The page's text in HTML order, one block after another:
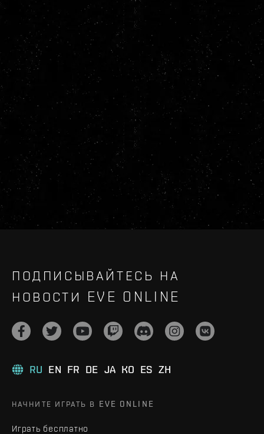
ПОДПИСЫВАЙТЕСЬ НА
НОВОСТИ EVE ONLINE
RU EN FR DE JA KO ES ZH
НАЧНИТЕ ИГРАТЬ В EVE ONLINE
Играть бесплатно